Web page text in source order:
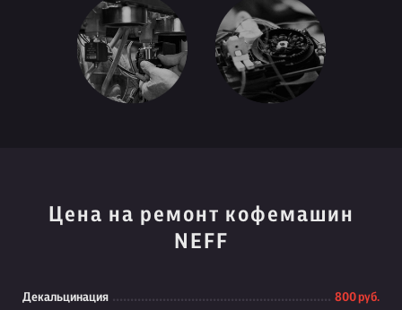
Цена на ремонт кофемашин
NEFF
Декальцинация 800 руб.